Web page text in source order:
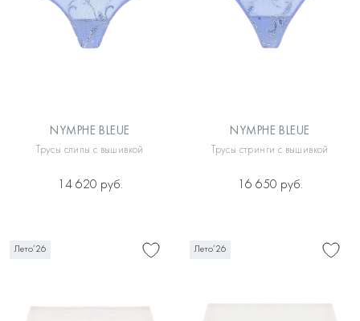
NYMPHE BLEUE
Трусы слипы с вышивкой
14 620 руб.
NYMPHE BLEUE
Трусы стринги с вышивкой
16 650 руб.
Лето’26 Лето’26